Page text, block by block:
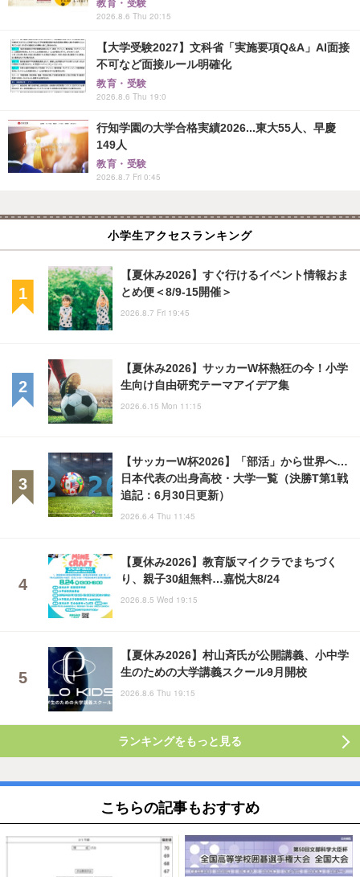
教育・受験
2026.8.6 Thu 20:15
【大学受験2027】文科省「実施要項Q&A」AI面接
不可など面接ルール明確化
教育・受験
2026.8.6 Thu 19:0
行知学園の大学合格実績2026...東大55人、早慶
149人
教育・受験
2026.8.7 Fri 0:45
小学生アクセスランキング
【夏休み2026】すぐ行けるイベント情報おま
とめ便＜8/9-15開催＞
2026.8.7 Fri 19:45
【夏休み2026】サッカーW杯熱狂の今！小学
生向け自由研究テーマアイデア集
2026.6.15 Mon 11:15
【サッカーW杯2026】「部活」から世界へ…
日本代表の出身高校・大学一覧（決勝T第1戦
追記：6月30日更新）
2026.6.4 Thu 11:45
【夏休み2026】教育版マイクラでまちづく
り、親子30組無料…嘉悦大8/24
2026.8.5 Wed 19:15
【夏休み2026】村山斉氏が公開講義、小中学
生のための大学講義スクール9月開校
2026.8.6 Thu 19:15
ランキングをもっと見る
こちらの記事もおすすめ